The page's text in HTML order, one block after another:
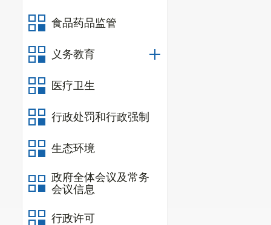
食品药品监管
义务教育
医疗卫生
行政处罚和行政强制
生态环境
政府全体会议及常务
会议信息
行政许可